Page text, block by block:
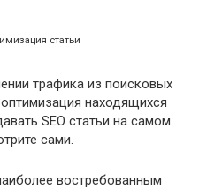
статьи
трафика из поисковых
находящихся
SEO статьи на самом
сами.
востребованным